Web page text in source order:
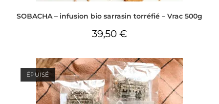
SOBACHA – infusion bio sarrasin torréfié – Vrac 500g
39,50 €
ÉPUISÉ